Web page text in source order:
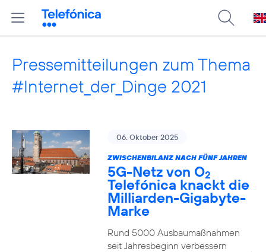
Pressemitteilungen zum Thema
#Internet_der_Dinge 2021
06. Oktober 2025
ZWISCHENBILANZ NACH FÜNF JAHREN
5G-Netz von O2
Telefónica knackt die
Milliarden-Gigabyte-
Marke
Rund 5000 Ausbaumaßnahmen
seit Jahresbeginn verbessern